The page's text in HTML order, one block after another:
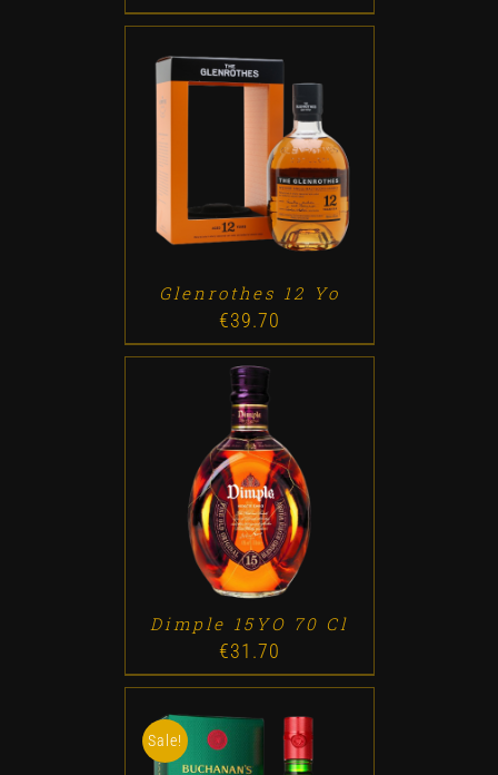
DETALLES
Glenrothes 12 Yo
€39.70
ADD TO CART / DETALLES
Dimple 15YO 70 Cl
€31.70
Sale!